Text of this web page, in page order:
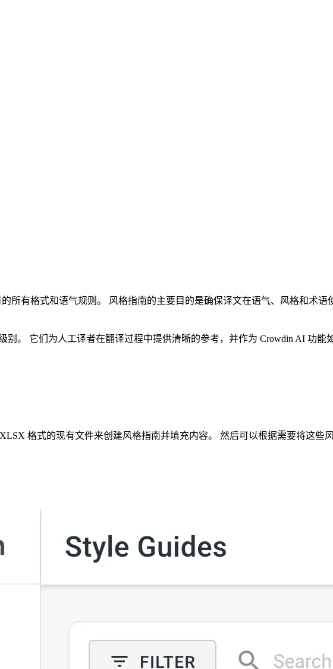
所有格式和语气规则。 风格指南的主要目的是确保译文在语气、风格和术
别。 它们为人工译者在翻译过程中提供清晰的参考，并作为 Crowdin AI 功
格式的现有文件来创建风格指南并填充内容。 然后可以根据需要将这些